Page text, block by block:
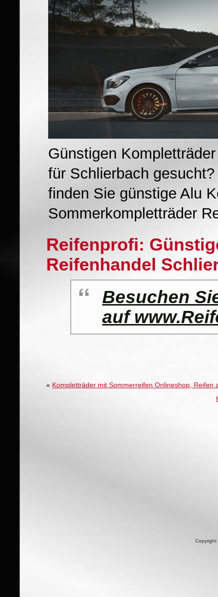
Günstigen
für Schlierbach
finden Sie günstige Alu
Sommerkompletträder
Reifenprofi:
Reifenhandel
Besuchen
auf
« Kompletträder mit Sommerreifen Onlineshop, Reifen
Copyright